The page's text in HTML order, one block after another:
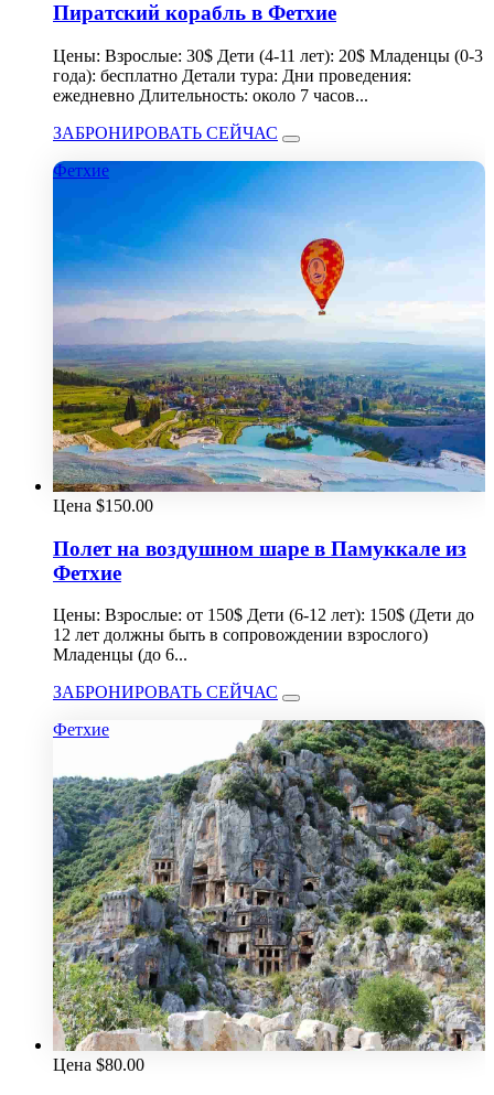
Пиратский корабль в Фетхие
Цены: Взрослые: 30$ Дети (4-11 лет): 20$ Младенцы (0-3
года): бесплатно Детали тура: Дни проведения:
ежедневно Длительность: около 7 часов...
ЗАБРОНИРОВАТЬ СЕЙЧАС
Фетхие
Цена $150.00
Полет на воздушном шаре в Памуккале из
Фетхие
Цены: Взрослые: от 150$ Дети (6-12 лет): 150$ (Дети до
12 лет должны быть в сопровождении взрослого)
Младенцы (до 6...
ЗАБРОНИРОВАТЬ СЕЙЧАС
Фетхие
Цена $80.00